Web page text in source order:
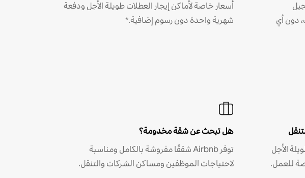
دون أي
أسعار خاصة لأماكن إيجار العطلات طويلة الأجل ودفعة
شهرية واحدة دون رسوم إضافية.*
الأجل
للعمل.
هل تبحث عن شقة مخدومة؟
توفر Airbnb شققًا مفروشة بالكامل ومناسبة
لاحتياجات الموظفين ومساكن الشركات والتنقل.